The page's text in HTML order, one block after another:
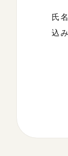
氏
込